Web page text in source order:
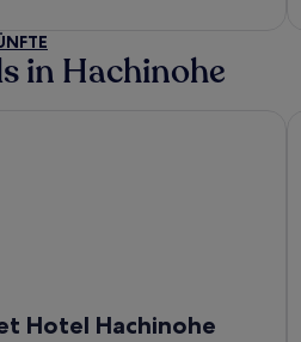
in Hachinohe
Hotel Hachinohe